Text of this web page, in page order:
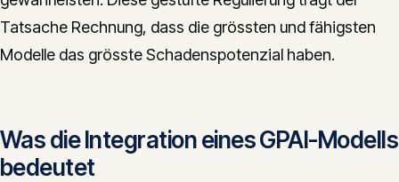
Tatsache Rechnung, dass die grössten und fähigsten
Modelle das grösste Schadenspotenzial haben.
Was die Integration eines GPAI-Modells
bedeutet